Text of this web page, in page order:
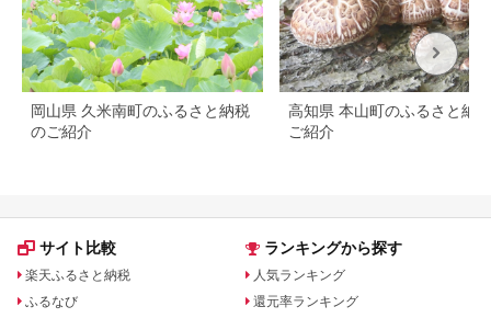
岡山県 久米南町のふるさと納税
のご紹介
高知県 本山町のふるさと納
ご紹介
サイト比較
楽天ふるさと納税
ふるなび
ランキングから探す
人気ランキング
還元率ランキング